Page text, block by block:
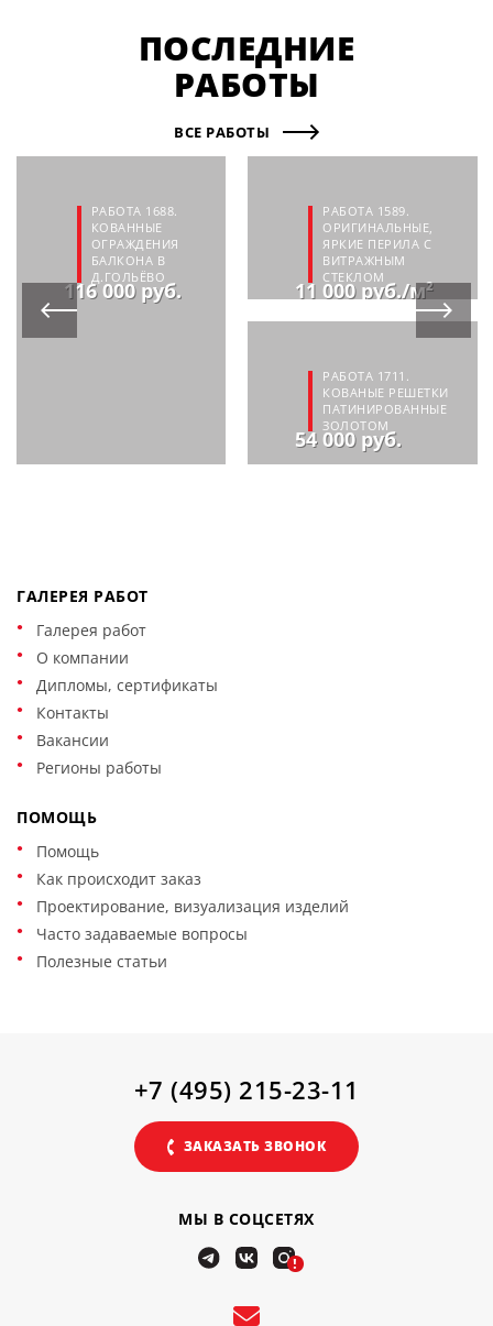
ПОСЛЕДНИЕ
РАБОТЫ
ВСЕ РАБОТЫ
РАБОТА 1688.
КОВАННЫЕ
ОГРАЖДЕНИЯ
БАЛКОНА В
Д.ГОЛЬЁВО
116 000 руб.
РАБОТА 1589.
ОРИГИНАЛЬНЫЕ,
ЯРКИЕ ПЕРИЛА С
ВИТРАЖНЫМ
СТЕКЛОМ
11 000 руб./м²
РАБОТА 1711.
КОВАНЫЕ РЕШЕТКИ
ПАТИНИРОВАННЫЕ
ЗОЛОТОМ
54 000 руб.
ГАЛЕРЕЯ РАБОТ
Галерея работ
О компании
Дипломы, сертификаты
Контакты
Вакансии
Регионы работы
ПОМОЩЬ
Помощь
Как происходит заказ
Проектирование, визуализация изделий
Часто задаваемые вопросы
Полезные статьи
МЫ В СОЦСЕТЯХ
!
+7 (495) 215-23-11
ЗАКАЗАТЬ ЗВОНОК